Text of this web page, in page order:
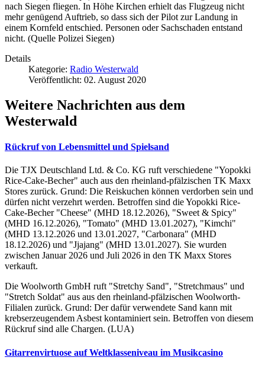
nach Siegen fliegen. In Höhe Kirchen erhielt das Flugzeug nicht
mehr genügend Auftrieb, so dass sich der Pilot zur Landung in
einem Kornfeld entschied. Personen oder Sachschaden entstand
nicht. (Quelle Polizei Siegen)
Details
Kategorie: Radio Westerwald
Veröffentlicht: 02. August 2020
Weitere Nachrichten aus dem
Westerwald
Rückruf von Lebensmittel und Spielsand
Die TJX Deutschland Ltd. & Co. KG ruft verschiedene "Yopokki
Rice-Cake-Becher" auch aus den rheinland-pfälzischen TK Maxx
Stores zurück. Grund: Die Reiskuchen können verdorben sein und
dürfen nicht verzehrt werden. Betroffen sind die Yopokki Rice-
Cake-Becher "Cheese" (MHD 18.12.2026), "Sweet & Spicy"
(MHD 16.12.2026), "Tomato" (MHD 13.01.2027), "Kimchi"
(MHD 13.12.2026 und 13.01.2027, "Carbonara" (MHD
18.12.2026) und "Jjajang" (MHD 13.01.2027). Sie wurden
zwischen Januar 2026 und Juli 2026 in den TK Maxx Stores
verkauft.
Die Woolworth GmbH ruft "Stretchy Sand", "Stretchmaus" und
"Stretch Soldat" aus aus den rheinland-pfälzischen Woolworth-
Filialen zurück. Grund: Der dafür verwendete Sand kann mit
krebserzeugendem Asbest kontaminiert sein. Betroffen von diesem
Rückruf sind alle Chargen. (LUA)
Gitarrenvirtuose auf Weltklasseniveau im Musikcasino